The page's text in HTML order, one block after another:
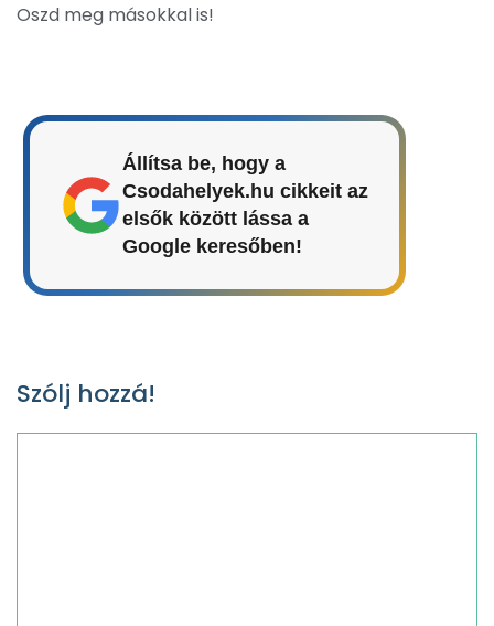
Oszd meg másokkal is!
Állítsa be, hogy a
Csodahelyek.hu cikkeit az
elsők között lássa a
Google keresőben!
Szólj hozzá!